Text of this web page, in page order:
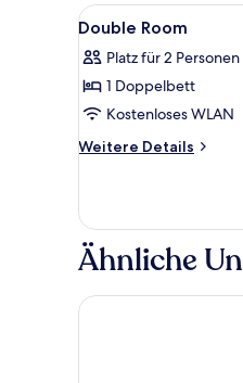
room
Alle
Fotos
für
Double
Room
anzeigen
4
Double Room
Platz für 2 Personen
1 Doppelbett
Kostenloses WLAN
Weitere Details
Weitere
Room
Ähnliche
iH Hotels Milano